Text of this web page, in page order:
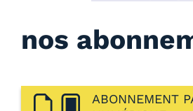
nos
ABONNEMENT